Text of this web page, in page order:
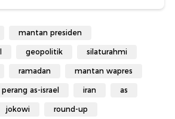
mantan presiden
geopolitik silaturahmi
ramadan mantan wapres
perang as-israel iran as
jokowi round-up